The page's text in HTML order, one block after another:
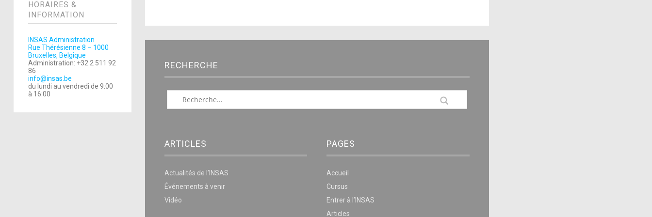
HORAIRES &
INFORMATION
INSAS Administration
Rue Thérésienne 8 – 1000
Bruxelles, Belgique
Administration: +32 2 511 92
86
info@insas.be
du lundi au vendredi de 9:00
à 16:00
RECHERCHE
ARTICLES
Actualités de l’INSAS
Événements à venir
Vidéo
PAGES
Accueil
Cursus
Entrer à l’INSAS
Articles